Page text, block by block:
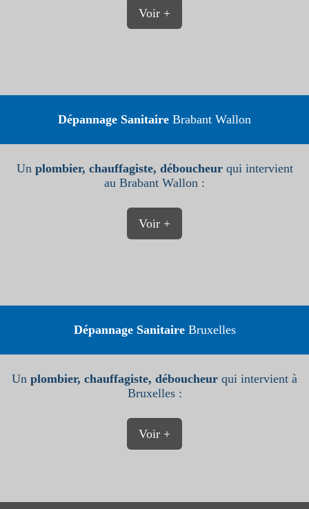
Voir +
Dépannage Sanitaire Brabant Wallon
Un plombier, chauffagiste, déboucheurqui intervient
au Brabant Wallon :
Voir +
Dépannage SanitaireBruxelles
Un plombier, chauffagiste, déboucheur qui intervient à
Bruxelles :
Voir +